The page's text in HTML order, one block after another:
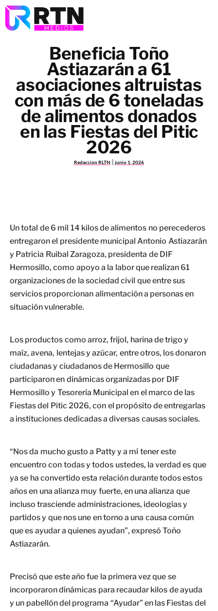
Beneficia Toño
Astiazarán a 61
asociaciones altruistas
con más de 6 toneladas
de alimentos donados
en las Fiestas del Pitic
2026
Redaccion RLTN junio 1, 2026
Un total de 6 mil 14 kilos de alimentos no perecederos
entregaron el presidente municipal Antonio Astiazarán
y Patricia Ruibal Zaragoza, presidenta de DIF
Hermosillo, como apoyo a la labor que realizan 61
organizaciones de la sociedad civil que entre sus
servicios proporcionan alimentación a personas en
situación vulnerable.
Los productos como arroz, frijol, harina de trigo y
maíz, avena, lentejas y azúcar, entre otros, los donaron
ciudadanas y ciudadanos de Hermosillo que
participaron en dinámicas organizadas por DIF
Hermosillo y Tesorería Municipal en el marco de las
Fiestas del Pitic 2026, con el propósito de entregarlas
a instituciones dedicadas a diversas causas sociales.
“Nos da mucho gusto a Patty y a mí tener este
encuentro con todas y todos ustedes, la verdad es que
ya se ha convertido esta relación durante todos estos
años en una alianza muy fuerte, en una alianza que
incluso trasciende administraciones, ideologías y
partidos y que nos une en torno a una causa común
que es ayudar a quienes ayudan”, expresó Toño
Astiazarán.
Precisó que este año fue la primera vez que se
incorporaron dinámicas para recaudar kilos de ayuda
y un pabellón del programa “Ayudar” en las Fiestas del